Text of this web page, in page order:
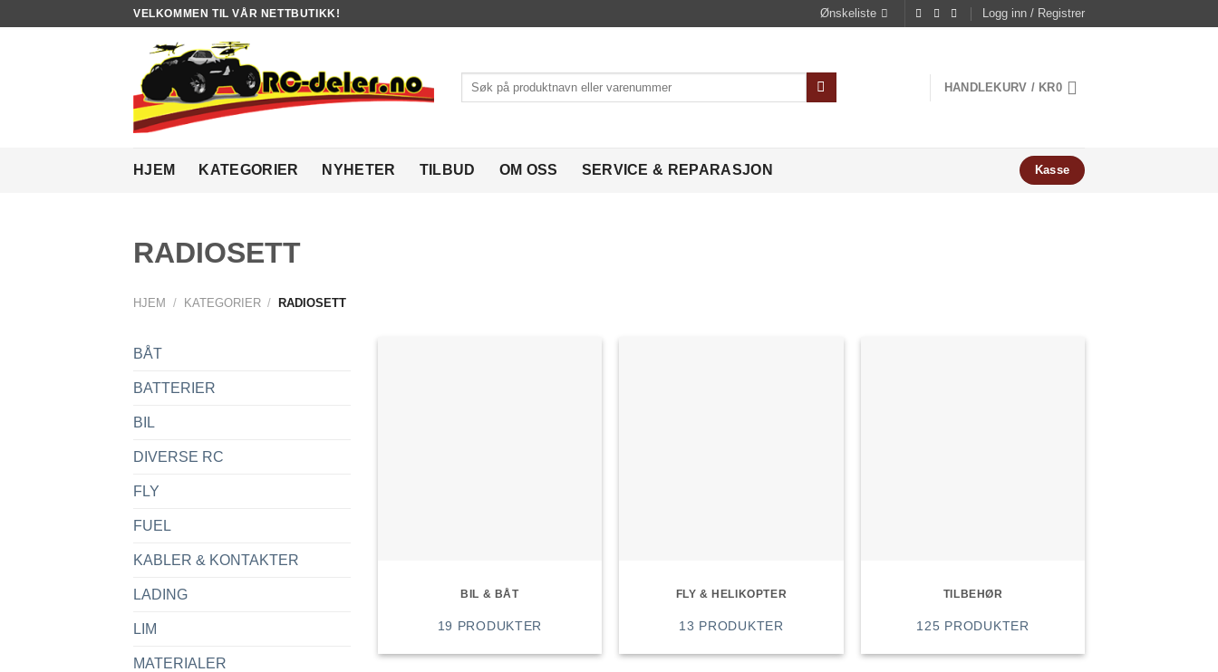
VELKOMMEN TIL VÅR NETTBUTIKK! Ønskeliste Logg inn / Registrer
Søk
HANDLEKURV / KR0
HJEM KATEGORIER NYHETER TILBUD OM OSS SERVICE & REPARASJON Kasse
RADIOSETT
HJEM / KATEGORIER / RADIOSETT
BÅT
BATTERIER
BIL
DIVERSE RC
FLY
FUEL
KABLER & KONTAKTER
LADING
LIM
MATERIALER
BIL & BÅT
19 PRODUKTER
FLY & HELIKOPTER
13 PRODUKTER
TILBEHØR
125 PRODUKTER